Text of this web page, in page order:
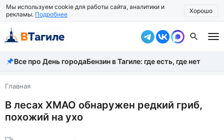
Мы используем cookie для работы сайта, аналитики и
рекламы. Подробнее Хорошо
Все новости
Происшествия
Город
Все про День городаБензин в Тагиле: где есть, где нет
Главная
В лесах ХМАО обнаружен редкий гриб,
похожий на ухо